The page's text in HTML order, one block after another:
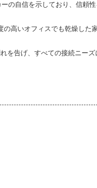
の自信を示しており、信頼性
高いオフィスでも乾燥した
を告げ、すべての接続ニーズ